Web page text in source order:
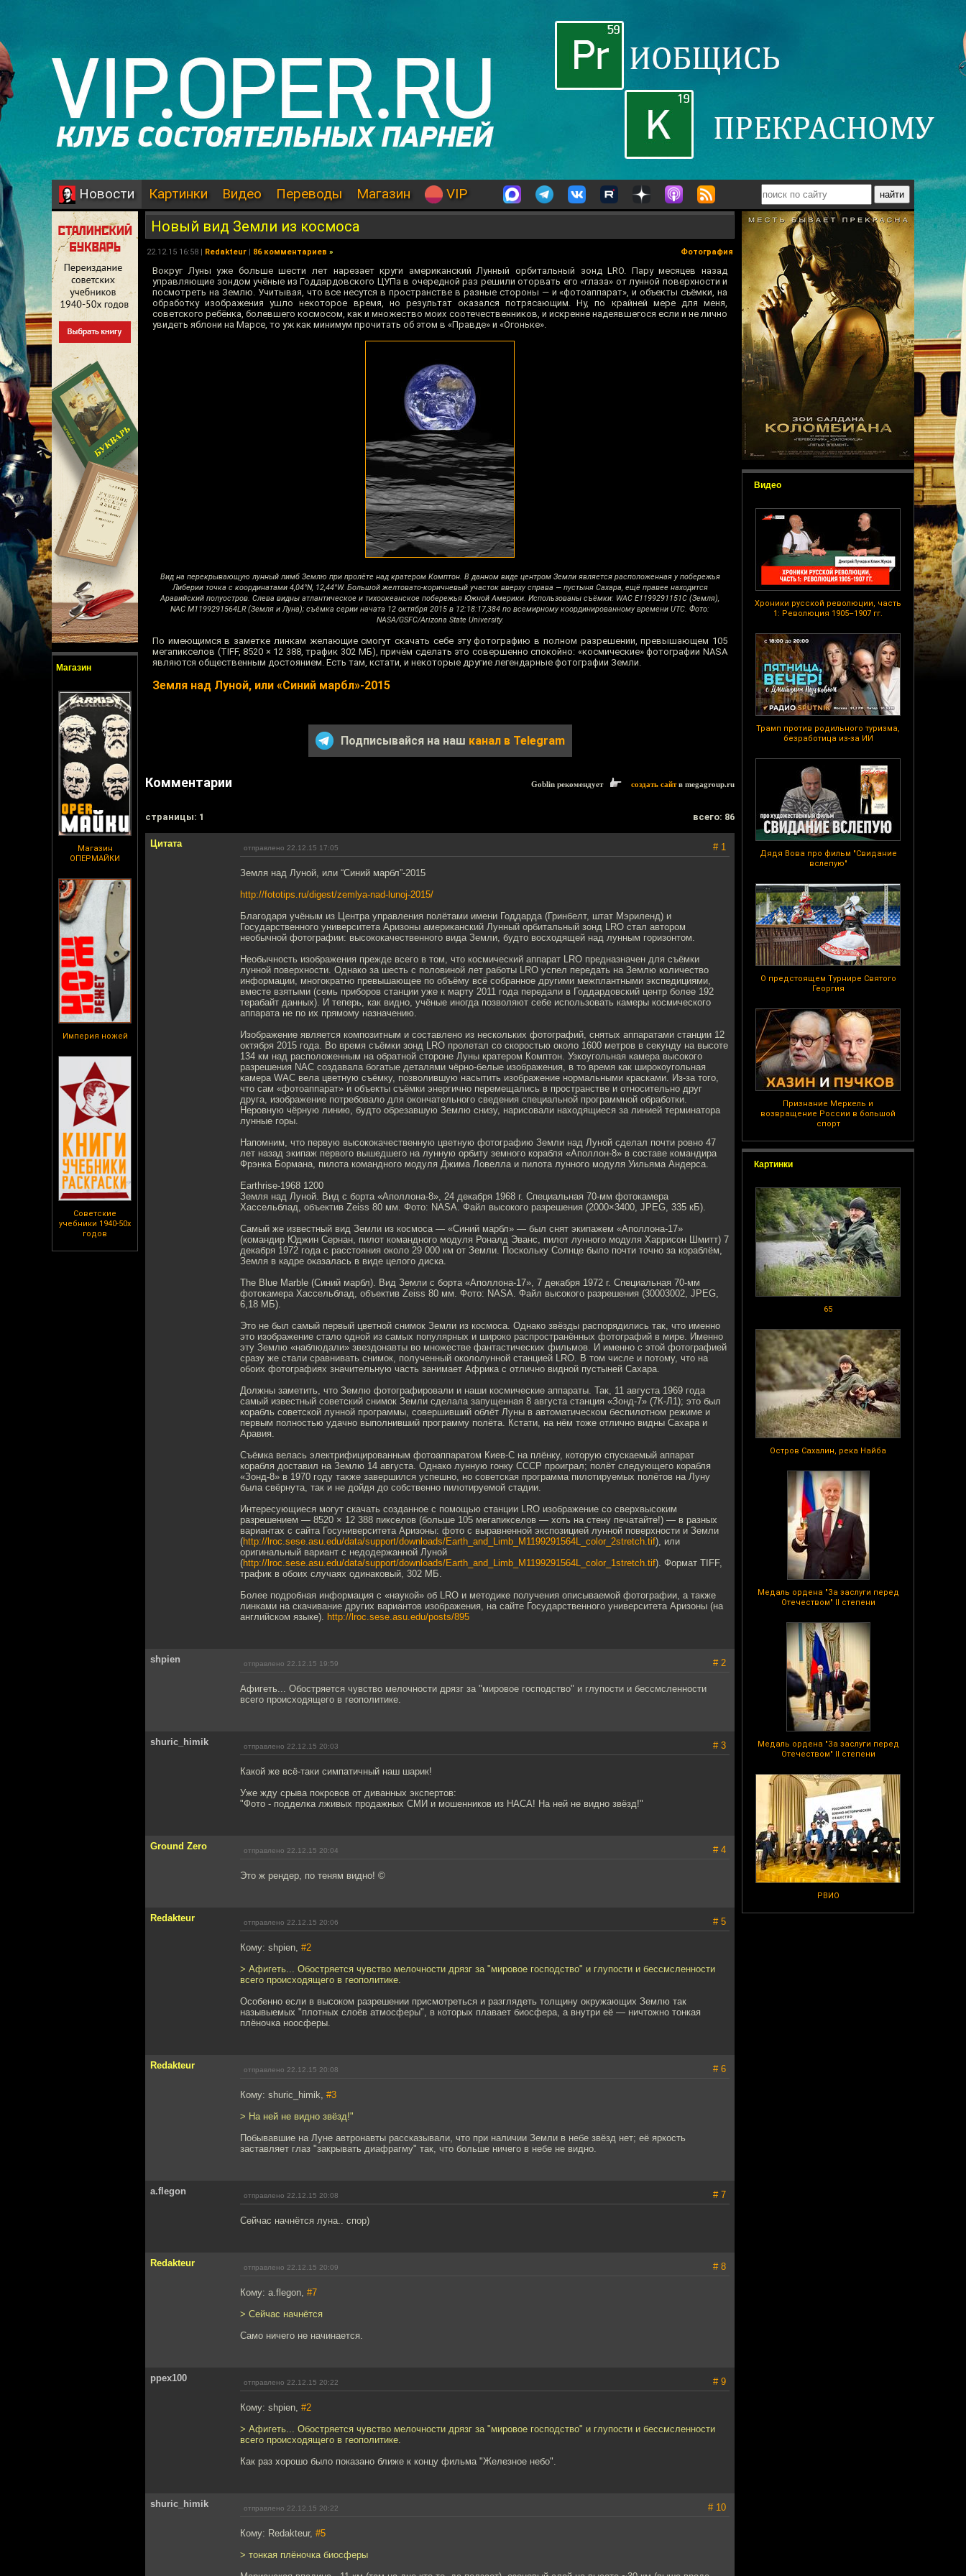
Новости Картинки Видео Переводы Магазин VIP
Магазин
Магазин
ОПЕРМАЙКИ
Империя ножей
Советские
учебники 1940-50х
годов
Видео
Хроники русской революции, часть
1: Революция 1905–1907 гг.
Трамп против родильного туризма,
безработица из-за ИИ
Дядя Вова про фильм "Свидание
вслепую"
О предстоящем Турнире Святого
Георгия
Признание Меркель и
возвращение России в большой
спорт
Картинки
65
Остров Сахалин, река Найба
Медаль ордена "За заслуги перед
Отечеством" II степени
Медаль ордена "За заслуги перед
Отечеством" II степени
РВИО
Новый вид Земли из космоса
22.12.15 16:58 | Redakteur | 86 комментариев » Фотография
Вокруг Луны уже больше шести лет нарезает круги американский Лунный орбитальный зонд LRO. Пару месяцев назад
управляющие зондом учёные из Годдардовского ЦУПа в очередной раз решили оторвать его «глаза» от лунной поверхности и
посмотреть на Землю. Учитывая, что все несутся в пространстве в разные стороны — и «фотоаппарат», и объекты съёмки, на
обработку изображения ушло некоторое время, но результат оказался потрясающим. Ну, по крайней мере для меня,
советского ребёнка, болевшего космосом, как и множество моих соотечественников, и искренне надеявшегося если и не лично
увидеть яблони на Марсе, то уж как минимум прочитать об этом в «Правде» и «Огоньке».
Вид на перекрывающую лунный лимб Землю при пролёте над кратером Комптон. В данном виде центром Земли является расположенная у побережья
Либерии точка с координатами 4,04°N, 12,44°W. Большой желтовато-коричневый участок вверху справа — пустыня Сахара, ещё правее находится
Аравийский полуостров. Слева видны атлантическое и тихоокеанское побережья Южной Америки. Использованы съёмки: WAC E1199291151C (Земля),
NAC M1199291564LR (Земля и Луна); съёмка серии начата 12 октября 2015 в 12:18:17,384 по всемирному координированному времени UTC. Фото:
NASA/GSFC/Arizona State University.
По имеющимся в заметке линкам желающие смогут скачать себе эту фотографию в полном разрешении, превышающем 105
мегапикселов (TIFF, 8520 × 12 388, трафик 302 МБ), причём сделать это совершенно спокойно: «космические» фотографии NASA
являются общественным достоянием. Есть там, кстати, и некоторые другие легендарные фотографии Земли.
Земля над Луной, или «Синий марбл»-2015
Подписывайся на наш канал в Telegram
Комментарии Goblin рекомендует создать сайтв megagroup.ru
cтраницы: 1 всего: 86
Цитата отправлено 22.12.15 17:05 # 1
Земля над Луной, или “Синий марбл”-2015
http://fototips.ru/digest/zemlya-nad-lunoj-2015/
Благодаря учёным из Центра управления полётами имени Годдарда (Гринбелт, штат Мэриленд) и
Государственного университета Аризоны американский Лунный орбитальный зонд LRO стал автором
необычной фотографии: высококачественного вида Земли, будто восходящей над лунным горизонтом.
Необычность изображения прежде всего в том, что космический аппарат LRO предназначен для съёмки
лунной поверхности. Однако за шесть с половиной лет работы LRO успел передать на Землю количество
информации, многократно превышающее по объёму всё собранное другими межплантными экспедициями,
вместе взятыми (семь приборов станции уже к марту 2011 года передали в Годдардовский центр более 192
терабайт данных). И теперь, как видно, учёные иногда позволяют себе использовать камеры космического
аппарата не по их прямому назначению.
Изображение является композитным и составлено из нескольких фотографий, снятых аппаратами станции 12
октября 2015 года. Во время съёмки зонд LRO пролетал со скоростью около 1600 метров в секунду на высоте
134 км над расположенным на обратной стороне Луны кратером Комптон. Узкоугольная камера высокого
разрешения NAC создавала богатые деталями чёрно-белые изображения, в то время как широкоугольная
камера WAC вела цветную съёмку, позволившую насытить изображение нормальными красками. Из-за того,
что сам «фотоаппарат» и объекты съёмки энергично перемещались в пространстве и относительно друг
друга, изображение потребовало для окончательного сведения специальной программной обработки.
Неровную чёрную линию, будто обрезавшую Землю снизу, нарисовали находящиеся за линией терминатора
лунные горы.
Напомним, что первую высококачественную цветную фотографию Земли над Луной сделал почти ровно 47
лет назад экипаж первого вышедшего на лунную орбиту земного корабля «Аполлон-8» в составе командира
Фрэнка Бормана, пилота командного модуля Джима Ловелла и пилота лунного модуля Уильяма Андерса.
Earthrise-1968 1200
Земля над Луной. Вид с борта «Аполлона-8», 24 декабря 1968 г. Специальная 70-мм фотокамера
Хассельблад, объектив Zeiss 80 мм. Фото: NASA. Файл высокого разрешения (2000×3400, JPEG, 335 кБ).
Самый же известный вид Земли из космоса — «Синий марбл» — был снят экипажем «Аполлона-17»
(командир Юджин Сернан, пилот командного модуля Роналд Эванс, пилот лунного модуля Харрисон Шмитт) 7
декабря 1972 года с расстояния около 29 000 км от Земли. Поскольку Солнце было почти точно за кораблём,
Земля в кадре оказалась в виде целого диска.
The Blue Marble (Синий марбл). Вид Земли с борта «Аполлона-17», 7 декабря 1972 г. Специальная 70-мм
фотокамера Хассельблад, объектив Zeiss 80 мм. Фото: NASA. Файл высокого разрешения (30003002, JPEG,
6,18 МБ).
Это не был самый первый цветной снимок Земли из космоса. Однако звёзды распорядились так, что именно
это изображение стало одной из самых популярных и широко распространённых фотографий в мире. Именно
эту Землю «наблюдали» звездонавты во множестве фантастических фильмов. И именно с этой фотографией
сразу же стали сравнивать снимок, полученный окололунной станцией LRO. В том числе и потому, что на
обоих фотографиях значительную часть занимает Африка с отлично видной пустыней Сахара.
Должны заметить, что Землю фотографировали и наши космические аппараты. Так, 11 августа 1969 года
самый известный советский снимок Земли сделала запущенная 8 августа станция «Зонд-7» (7К-Л1); это был
корабль советской лунной программы, совершивший облёт Луны в автоматическом беспилотном режиме и
первым полностью удачно выполнивший программу полёта. Кстати, на нём тоже отлично видны Сахара и
Аравия.
Съёмка велась электрифицированным фотоаппаратом Киев-С на плёнку, которую спускаемый аппарат
корабля доставил на Землю 14 августа. Однако лунную гонку СССР проиграл; полёт следующего корабля
«Зонд-8» в 1970 году также завершился успешно, но советская программа пилотируемых полётов на Луну
была свёрнута, так и не дойдя до собственно пилотируемой стадии.
Интересующиеся могут скачать созданное с помощью станции LRO изображение со сверхвысоким
разрешением — 8520 × 12 388 пикселов (больше 105 мегапикселов — хоть на стену печатайте!) — в разных
вариантах с сайта Госуниверситета Аризоны: фото с выравненной экспозицией лунной поверхности и Земли
(http://lroc.sese.asu.edu/data/support/downloads/Earth_and_Limb_M1199291564L_color_2stretch.tif), или
оригинальный вариант с недодержанной Луной
(http://lroc.sese.asu.edu/data/support/downloads/Earth_and_Limb_M1199291564L_color_1stretch.tif). Формат TIFF,
трафик в обоих случаях одинаковый, 302 МБ.
Более подробная информация с «наукой» об LRO и методике получения описываемой фотографии, а также
линками на скачивание других вариантов изображения, на сайте Государственного университета Аризоны (на
английском языке). http://lroc.sese.asu.edu/posts/895
shpien отправлено 22.12.15 19:59 # 2
Афигеть... Обостряется чувство мелочности дрязг за "мировое господство" и глупости и бессмсленности
всего происходящего в геополитике.
shuric_himik отправлено 22.12.15 20:03 # 3
Какой же всё-таки симпатичный наш шарик!
Уже жду срыва покровов от диванных экспертов:
"Фото - подделка лживых продажных СМИ и мошенников из НАСА! На ней не видно звёзд!"
Ground Zero отправлено 22.12.15 20:04 # 4
Это ж рендер, по теням видно! ©
Redakteur отправлено 22.12.15 20:06 # 5
Кому: shpien, #2
> Афигеть... Обостряется чувство мелочности дрязг за "мировое господство" и глупости и бессмсленности
всего происходящего в геополитике.
Особенно если в высоком разрешении присмотреться и разглядеть толщину окружающих Землю так
назывыемых "плотных слоёв атмосферы", в которых плавает биосфера, а внутри её — ничтожно тонкая
плёночка ноосферы.
Redakteur отправлено 22.12.15 20:08 # 6
Кому: shuric_himik, #3
> На ней не видно звёзд!"
Побывавшие на Луне автронавты рассказывали, что при наличии Земли в небе звёзд нет; её яркость
заставляет глаз "закрывать диафрагму" так, что больше ничего в небе не видно.
a.flegon отправлено 22.12.15 20:08 # 7
Сейчас начнётся луна.. спор)
Redakteur отправлено 22.12.15 20:09 # 8
Кому: a.flegon, #7
> Сейчас начнётся
Само ничего не начинается.
ppex100 отправлено 22.12.15 20:22 # 9
Кому: shpien, #2
> Афигеть... Обостряется чувство мелочности дрязг за "мировое господство" и глупости и бессмсленности
всего происходящего в геополитике.
Как раз хорошо было показано ближе к концу фильма "Железное небо".
shuric_himik отправлено 22.12.15 20:22 # 10
Кому: Redakteur, #5
> тонкая плёночка биосферы